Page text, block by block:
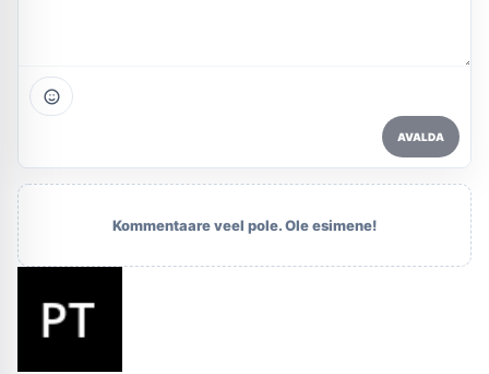
AVALDA
Kommentaare veel pole. Ole esimene!